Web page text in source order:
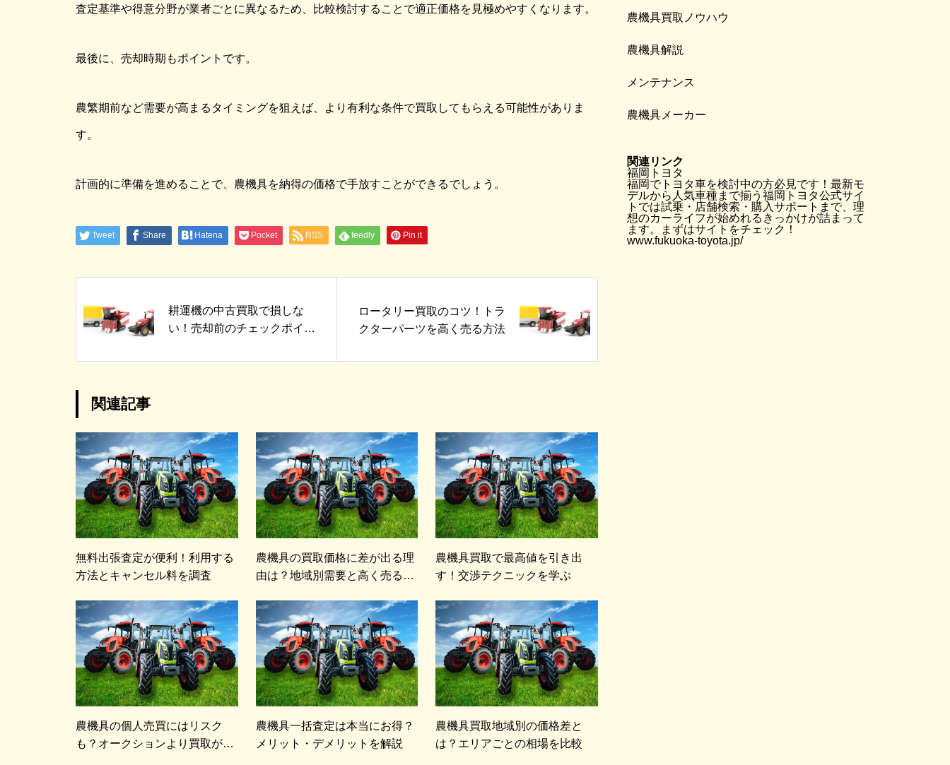
査定基準や得意分野が業者ごとに異なるため、比較検討することで適正価格を見極めやすくなります。
最後に、売却時期もポイントです。
農繁期前など需要が高まるタイミングを狙えば、より有利な条件で買取してもらえる可能性がありま
す。
計画的に準備を進めることで、農機具を納得の価格で手放すことができるでしょう。
Tweet Share Hatena Pocket RSS feedly Pin it
耕運機の中古買取で損しな
い！売却前のチェックポイン
ロータリー買取のコツ！トラ
クターパーツを高く売る方法
関連記事
無料出張査定が便利！利用する
方法とキャンセル料を調査
農機具の買取価格に差が出る理
由は？地域別需要と高く売るコ
農機具買取で最高値を引き出
す！交渉テクニックを学ぶ
農機具の個人売買にはリスク
も？オークションより買取が安
農機具一括査定は本当にお得？
メリット・デメリットを解説
農機具買取地域別の価格差と
は？エリアごとの相場を比較
農機具買取ノウハウ
農機具解説
メンテナンス
農機具メーカー
関連リンク
福岡トヨタ
福岡でトヨタ車を検討中の方必見です！最新モ
デルから人気車種まで揃う福岡トヨタ公式サイ
トでは試乗・店舗検索・購入サポートまで、理
想のカーライフが始めれるきっかけが詰まって
ます。まずはサイトをチェック！
www.fukuoka-toyota.jp/